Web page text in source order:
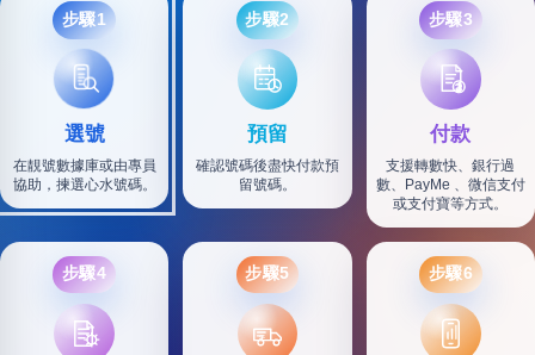
步驟1
選號
在靚號數據庫或由專員
協助，揀選心水號碼。
步驟2
預留
確認號碼後盡快付款預
留號碼。
步驟3
付款
支援轉數快、銀行過
數、PayMe 、微信支付
或支付寶等方式。
步驟4 步驟5
SF
步驟6